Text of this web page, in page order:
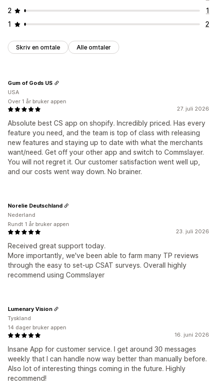
2
1
1
2
Skriv en omtale Alle omtaler
27. juli 2026
Absolute best CS app on shopify. Incredibly priced. Has every
feature you need, and the team is top of class with releasing
new features and staying up to date with what the merchants
want/need. Get off your other app and switch to Commslayer.
You will not regret it. Our customer satisfaction went well up,
and our costs went way down. No brainer.
Gum of Gods US
USA
Over 1 år bruker appen
23. juli 2026
Received great support today.
More importantly, we've been able to farm many TP reviews
through the easy to set-up CSAT surveys. Overall highly
recommend using Commslayer
Norelie Deutschland
Nederland
Rundt 1 år bruker appen
16. juni 2026
Insane App for customer service. I get around 30 messages
weekly that I can handle now way better than manually before.
Also lot of interesting things coming in the future. Highly
recommend!
Lumenary Vision
Tyskland
14 dager bruker appen